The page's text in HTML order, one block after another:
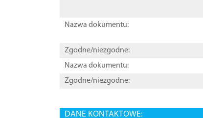
Nazwa dokumentu:
Zgodne/niezgodne:
Nazwa dokumentu:
Zgodne/niezgodne:
DANE KONTAKTOWE: